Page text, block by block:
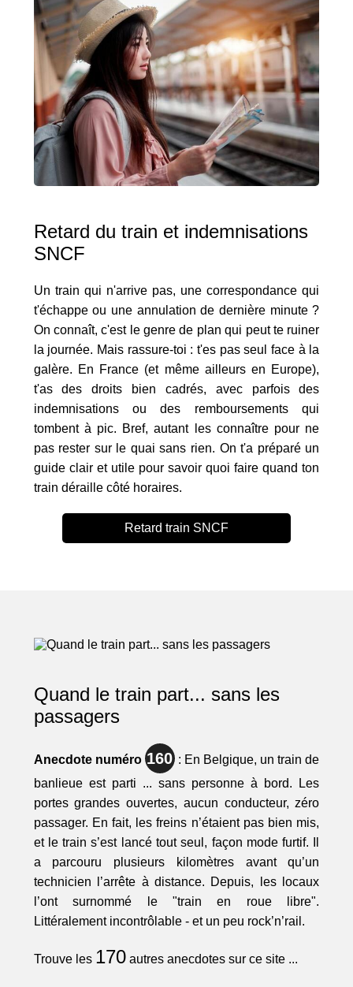
Retard du train et indemnisations
SNCF
Un train qui n'arrive pas, une correspondance qui
t'échappe ou une annulation de dernière minute ?
On connaît, c'est le genre de plan qui peut te ruiner
la journée. Mais rassure-toi : t'es pas seul face à la
galère. En France (et même ailleurs en Europe),
t'as des droits bien cadrés, avec parfois des
indemnisations ou des remboursements qui
tombent à pic. Bref, autant les connaître pour ne
pas rester sur le quai sans rien. On t'a préparé un
guide clair et utile pour savoir quoi faire quand ton
train déraille côté horaires.
Retard train SNCF
Quand le train part... sans les
passagers
Anecdote numéro 160: En Belgique, un train de
banlieue est parti ... sans personne à bord. Les
portes grandes ouvertes, aucun conducteur, zéro
passager. En fait, les freins n’étaient pas bien mis,
et le train s’est lancé tout seul, façon mode furtif. Il
a parcouru plusieurs kilomètres avant qu’un
technicien l’arrête à distance. Depuis, les locaux
l’ont surnommé le "train en roue libre".
Littéralement incontrôlable - et un peu rock’n’rail.
Trouve les 170autres anecdotes sur ce site ...